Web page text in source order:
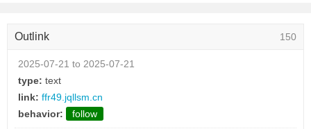
150
Outlink
2025-07-21 to 2025-07-21
type: text
link: ffr49.jqllsm.cn
behavior:
follow